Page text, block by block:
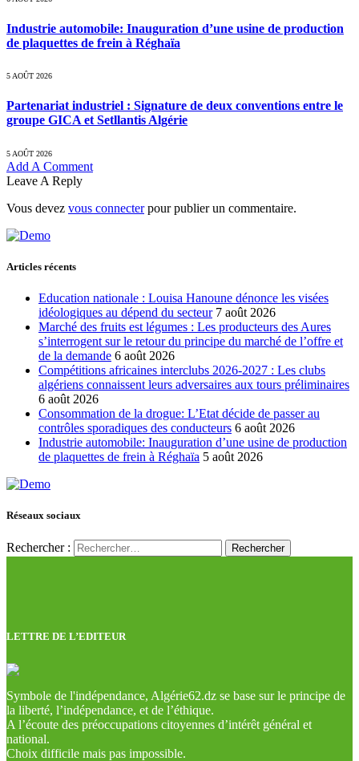
Industrie automobile: Inauguration d’une usine de production
de plaquettes de frein à Réghaïa
5 AOÛT 2026
Partenariat industriel : Signature de deux conventions entre le
groupe GICA et Setllantis Algérie
5 AOÛT 2026
Add A Comment
Leave A Reply
Vous devez vous connecterpour publier un commentaire.
Articles récents
Education nationale : Louisa Hanoune dénonce les visées
idéologiques au dépend du secteur 7 août 2026
Marché des fruits est légumes : Les producteurs des Aures
s’interrogent sur le retour du principe du marché de l’offre et
de la demande 6 août 2026
Compétitions africaines interclubs 2026-2027 : Les clubs
algériens connaissent leurs adversaires aux tours préliminaires
6 août 2026
Consommation de la drogue: L’Etat décide de passer au
contrôles sporadiques des conducteurs 6 août 2026
Industrie automobile: Inauguration d’une usine de production
de plaquettes de frein à Réghaïa 5 août 2026
Réseaux sociaux
Rechercher :
LETTRE DE L’EDITEUR
Symbole de l'indépendance, Algérie62.dz se base sur le principe de
la liberté, l’indépendance, et de l’éthique.
A l’écoute des préoccupations citoyennes d’intérêt général et
national.
Choix difficile mais pas impossible.